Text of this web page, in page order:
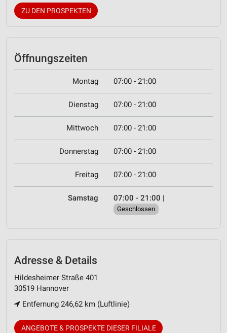
ZU DEN PROSPEKTEN
Öffnungszeiten
Montag 07:00 - 21:00
Dienstag 07:00 - 21:00
Mittwoch 07:00 - 21:00
Donnerstag 07:00 - 21:00
Freitag 07:00 - 21:00
Samstag 07:00 - 21:00 |
Geschlossen
Adresse & Details
Hildesheimer Straße 401
30519 Hannover
Entfernung 246,62 km (Luftlinie)
ANGEBOTE & PROSPEKTE DIESER FILIALE